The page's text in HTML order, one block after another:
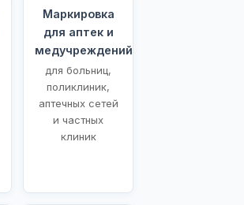
Маркировка
для аптек и
медучреждений
для больниц,
поликлиник,
аптечных сетей
и частных
клиник